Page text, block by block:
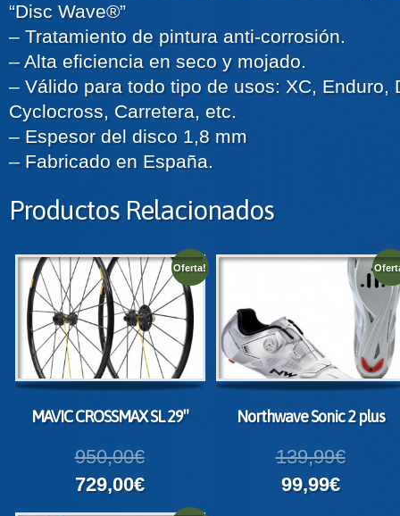
“Disc Wave®”
– Tratamiento de pintura anti-corrosión.
– Alta eficiencia en seco y mojado.
– Válido para todo tipo de usos: XC, Enduro,
Cyclocross, Carretera, etc.
– Espesor del disco 1,8 mm
– Fabricado en España.
Productos Relacionados
Oferta!
MAVIC CROSSMAX SL 29″
950,00€
729,00€
Northwave Sonic 2 plus
139,99€
99,99€